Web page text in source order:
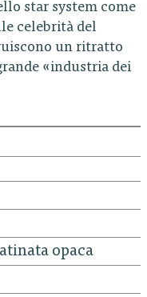
star system come
celebrità del
un ritratto
«industria dei
opaca